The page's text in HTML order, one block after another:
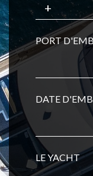
PORT
DATE
LE YACHT